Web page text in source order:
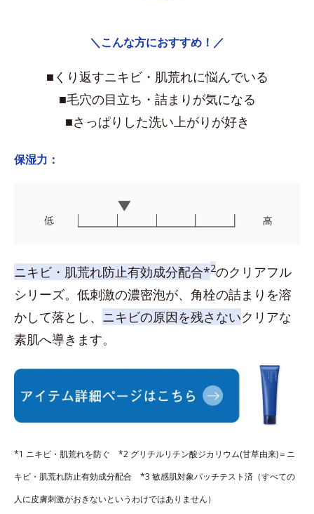
＼こんな方におすすめ！／
■くり返すニキビ・肌荒れに悩んでいる
■毛穴の目立ち・詰まりが気になる
■さっぱりした洗い上がりが好き
保湿力：
ニキビ・肌荒れ防止有効成分配合*2のクリアフル
シリーズ。低刺激の濃密泡が、角栓の詰まりを溶
かして落とし、 ニキビの原因を残さないクリアな
素肌へ導きます。
*1 ニキビ・肌荒れを防ぐ *2 グリチルリチン酸ジカリウム(甘草由来)＝ニ
キビ・肌荒れ防止有効成分配合 *3 敏感肌対象パッチテスト済（すべての
人に皮膚刺激がおきないというわけではありません）